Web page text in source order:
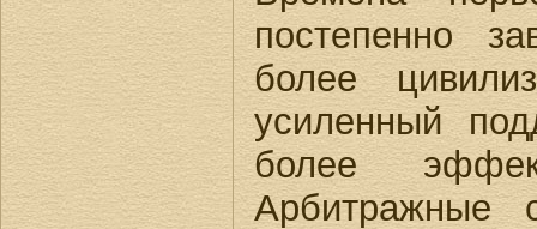
постепенно
более
усиленный
более
Арбитражные